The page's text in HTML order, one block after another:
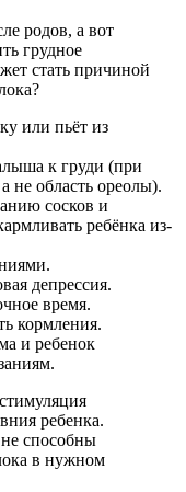
родов, а вот
грудное
стать причиной
или пьёт из
к груди (при
не область ореолы).
сосков и
ребёнка из-
депрессия.
время.
кормления.
и ребенок
ребенка.
способны
в нужном